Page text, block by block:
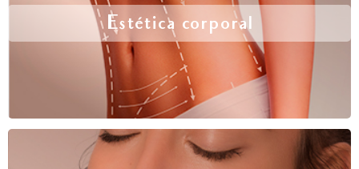
Estética corporal